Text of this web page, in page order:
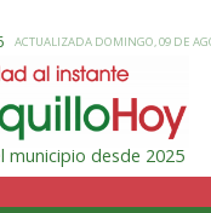
ACTUALIZADA DOMINGO, 09 DE
municipio desde 2025